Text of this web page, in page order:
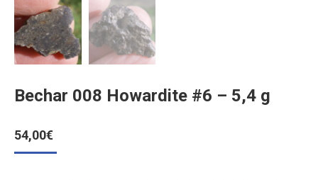
Bechar 008 Howardite #6 – 5,4 g
54,00€